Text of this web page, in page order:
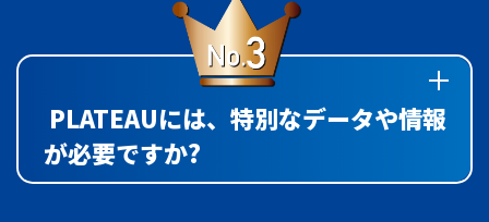
PLATEAUには、特別なデータや情報
が必要ですか?